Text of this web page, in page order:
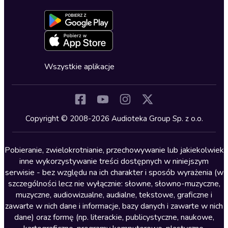
Dla młodzieży
Kryminały
Lektury szkolne
Literatura anglojęzyczna
Literatura faktu
Literatura obyczajowa
Literatura piękna obca
Literatura piękna polska
Formularz zgłaszania nielegalnych treści
Deklaracja dostępności
Oferta dla firm i bibliotek
Dołącz do newslettera
Blog
Zapowiedzi
Cykle audiobooków
Wszystkie aplikacje
Copyright © 2008-2026 Audioteka Group Sp. z o.o.
Pobieranie, zwielokrotnianie, przechowywanie lub jakiekolwiek
inne wykorzystywanie treści dostępnych w niniejszym
serwisie - bez względu na ich charakter i sposób wyrażenia (w
szczególności lecz nie wyłącznie: słowne, słowno-muzyczne,
muzyczne, audiowizualne, audialne, tekstowe, graficzne i
zawarte w nich dane i informacje, bazy danych i zawarte w nich
dane) oraz formę (np. literackie, publicystyczne, naukowe,